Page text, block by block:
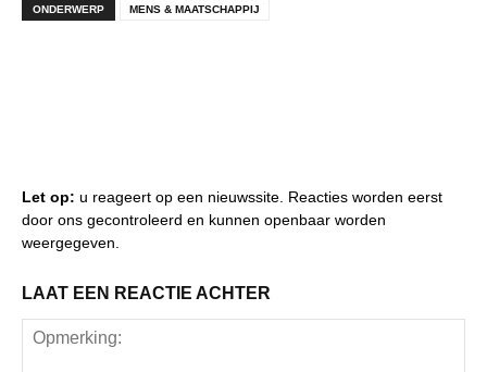
ONDERWERP MENS & MAATSCHAPPIJ
Let op: u reageert op een nieuwssite. Reacties worden eerst
door ons gecontroleerd en kunnen openbaar worden
weergegeven.
LAAT EEN REACTIE ACHTER